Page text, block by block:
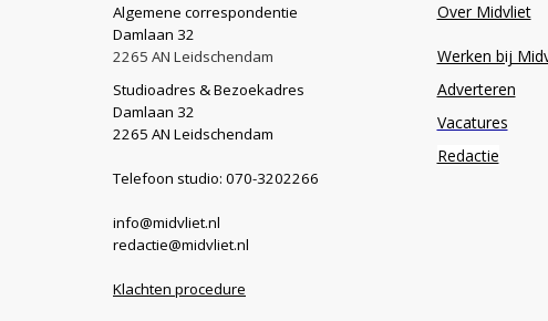
Algemene correspondentie
Damlaan 32
2265 AN Leidschendam
Studioadres & Bezoekadres
Damlaan 32
2265 AN Leidschendam
Telefoon studio: 070-3202266
info@midvliet.nl
redactie@midvliet.nl
Klachten procedure
Over Midvliet
Werken bij
Adverteren
Vacatures
Redactie